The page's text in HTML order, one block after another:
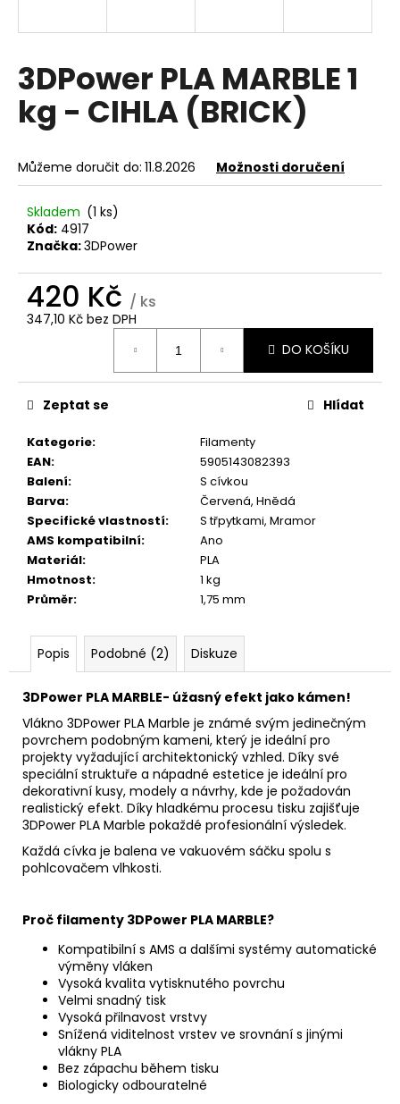
3DPower PLA MARBLE 1
kg - CIHLA (BRICK)
Můžeme doručit do: 11.8.2026 Možnosti doručení
Skladem (1 ks)
Kód: 4917
Značka:3DPower
420 Kč / ks
347,10 Kč bez DPH
DO KOŠÍKU
Kategorie:
Filamenty
EAN:
5905143082393
Balení:
S cívkou
Barva: Červená, Hnědá
Specifické vlastností: S třpytkami, Mramor
AMS kompatibilní:
Ano
Materiál:
PLA
Hmotnost:
1 kg
Průměr: 1,75 mm
Zeptat se Hlídat
Popis Podobné (2) Diskuze
3DPower PLA MARBLE- úžasný efekt jako kámen!
Vlákno 3DPower PLA Marble je známé svým jedinečným
povrchem podobným kameni, který je ideální pro
projekty vyžadující architektonický vzhled. Díky své
speciální struktuře a nápadné estetice je ideální pro
dekorativní kusy, modely a návrhy, kde je požadován
realistický efekt. Díky hladkému procesu tisku zajišťuje
3DPower PLA Marble pokaždé profesionální výsledek.
Každá cívka je balena ve vakuovém sáčku spolu s
pohlcovačem vlhkosti.
Proč filamenty 3DPower PLA MARBLE?
Kompatibilní s AMS a dalšími systémy automatické
výměny vláken
Vysoká kvalita vytisknutého povrchu
Velmi snadný tisk
Vysoká přilnavost vrstvy
Snížená viditelnost vrstev ve srovnání s jinými
vlákny PLA
Bez zápachu během tisku
Biologicky odbouratelné
í
t
?
o
p
u
č
e
m
e